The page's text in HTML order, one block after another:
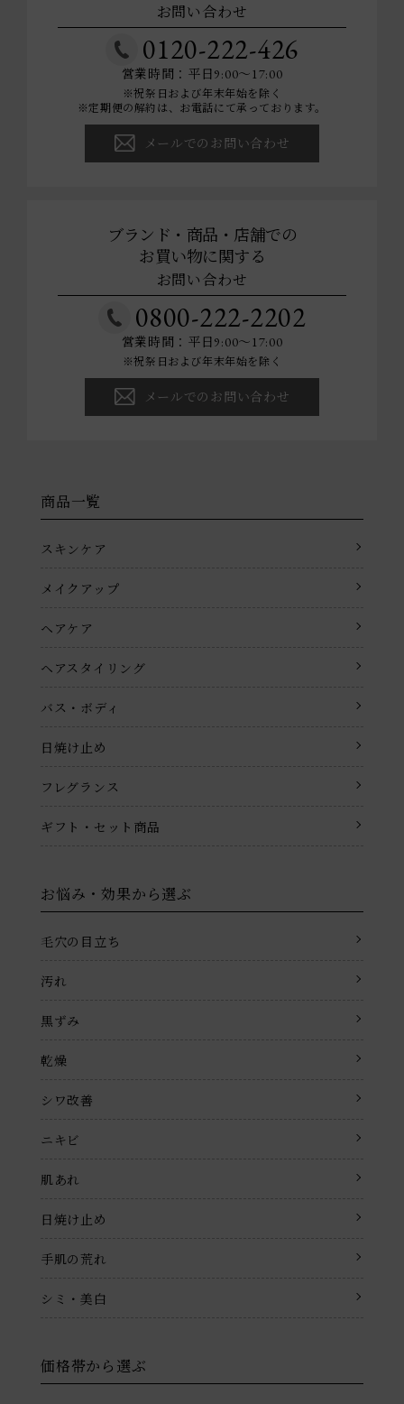
お問い合わせ
0120-222-426
営業時間：平日9:00～17:00
※祝祭日および年末年始を除く
※定期便の解約は、お電話にて承っております。
メールでのお問い合わせ
ブランド・商品・店舗での
お買い物に関する
お問い合わせ
0800-222-2202
営業時間：平日9:00～17:00
※祝祭日および年末年始を除く
メールでのお問い合わせ
商品一覧
スキンケア
メイクアップ
ヘアケア
ヘアスタイリング
バス・ボディ
日焼け止め
フレグランス
ギフト・セット商品
お悩み・効果から選ぶ
毛穴の目立ち
汚れ
黒ずみ
乾燥
シワ改善
ニキビ
肌あれ
日焼け止め
手肌の荒れ
シミ・美白
価格帯から選ぶ